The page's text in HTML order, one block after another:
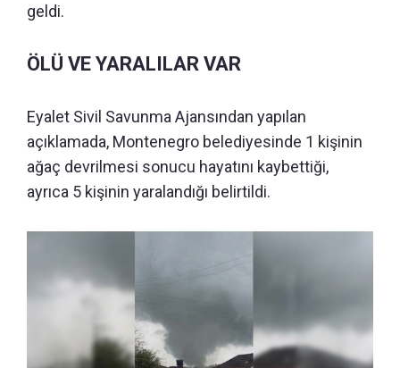
geldi.
ÖLÜ VE YARALILAR VAR
Eyalet Sivil Savunma Ajansından yapılan
açıklamada, Montenegro belediyesinde 1 kişinin
ağaç devrilmesi sonucu hayatını kaybettiği,
ayrıca 5 kişinin yaralandığı belirtildi.